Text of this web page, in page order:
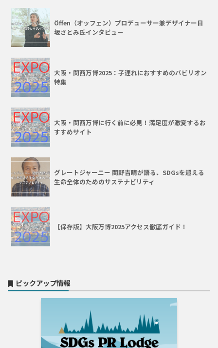
Öffen（オッフェン）プロデューサー兼デザイナー日
坂さとみ氏インタビュー
大阪・関西万博2025：子連れにおすすめのパビリオン
特集
大阪・関西万博に行く前に必見！満足度が激変するお
すすめサイト
グレートジャーニー 関野吉晴が語る、SDGsを超える
生命全体のためのサステナビリティ
【保存版】大阪万博2025アクセス徹底ガイド！
ピックアップ情報